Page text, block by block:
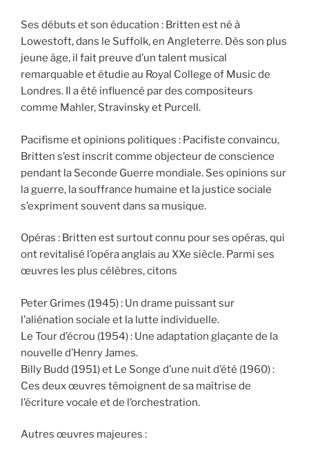
Ses débuts et son éducation : Britten est né à
Lowestoft, dans le Suffolk, en Angleterre. Dès son plus
jeune âge, il fait preuve d’un talent musical
remarquable et étudie au Royal College of Music de
Londres. Il a été influencé par des compositeurs
comme Mahler, Stravinsky et Purcell.
Pacifisme et opinions politiques : Pacifiste convaincu,
Britten s’est inscrit comme objecteur de conscience
pendant la Seconde Guerre mondiale. Ses opinions sur
la guerre, la souffrance humaine et la justice sociale
s’expriment souvent dans sa musique.
Opéras : Britten est surtout connu pour ses opéras, qui
ont revitalisé l’opéra anglais au XXe siècle. Parmi ses
œuvres les plus célèbres, citons
Peter Grimes (1945) : Un drame puissant sur
l’aliénation sociale et la lutte individuelle.
Le Tour d’écrou (1954) : Une adaptation glaçante de la
nouvelle d’Henry James.
Billy Budd (1951) et Le Songe d’une nuit d’été (1960) :
Ces deux œuvres témoignent de sa maîtrise de
l’écriture vocale et de l’orchestration.
Autres œuvres majeures :